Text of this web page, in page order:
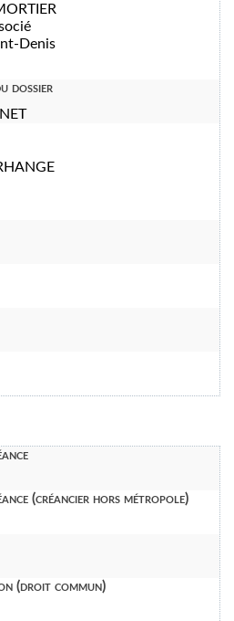
Denis
dossier
(créancier hors métropole)
(droit commun)